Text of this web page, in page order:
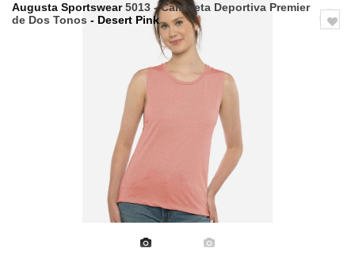
Augusta Sportswear5013 - Camiseta Deportiva Premier
de Dos Tonos - Desert Pink